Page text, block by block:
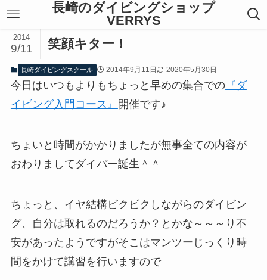
長崎のダイビングショップ
VERRYS
笑顔キター！
2014
9/11
長崎ダイビングスクール 2014年9月11日 2020年5月30日
今日はいつもよりもちょっと早めの集合での『ダ
イビング入門コース』
開催です♪
ちょいと時間がかかりましたが無事全ての内容が
おわりましてダイバー誕生＾＾
ちょっと、イヤ結構ビクビクしながらのダイビン
グ、自分は取れるのだろうか？とかな～～～り不
安があったようですがそこはマンツーじっくり時
間をかけて講習を行いますので